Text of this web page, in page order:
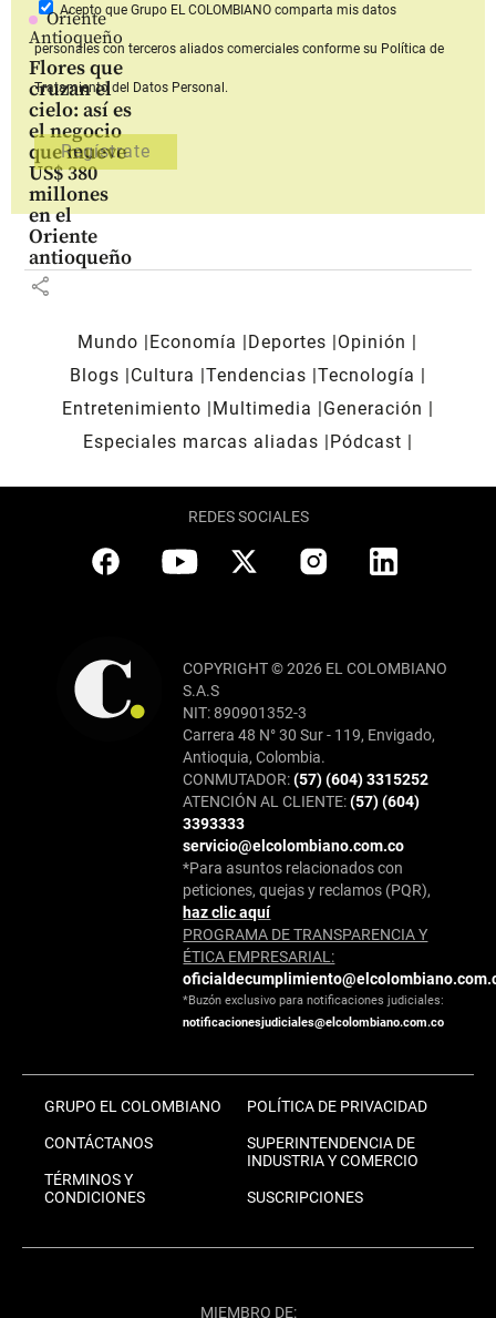
Oriente
Antioqueño
Flores que
cruzan el
cielo: así es
el negocio
que mueve
US$ 380
millones
en el
Oriente
antioqueño
share
Acepto que Grupo EL COLOMBIANOcomparta mis datos
personales con terceros aliados comerciales conforme su Política de
Tratamiento del Datos Personal.
Mundo Economía Deportes
Opinión
Blogs
Cultura Tendencias Tecnología
Entretenimiento
Multimedia
Generación
Especiales marcas aliadas
Pódcast
REDES SOCIALES
COPYRIGHT © 2026 EL COLOMBIANO
S.A.S
NIT: 890901352-3
Carrera 48 N° 30 Sur - 119, Envigado,
Antioquia, Colombia.
CONMUTADOR:(57) (604) 3315252
ATENCIÓN AL CLIENTE:(57) (604)
3393333
servicio@elcolombiano.com.co
*Para asuntos relacionados con
peticiones, quejas y reclamos (PQR),
haz clic aquí
PROGRAMA DE TRANSPARENCIA Y
ÉTICA EMPRESARIAL:
*Buzón exclusivo para notificaciones judiciales:
notificacionesjudiciales@elcolombiano.com.co
GRUPO EL COLOMBIANO
CONTÁCTANOS
TÉRMINOS Y
CONDICIONES
POLÍTICA DE PRIVACIDAD
SUPERINTENDENCIA DE
INDUSTRIA Y COMERCIO
SUSCRIPCIONES
MIEMBRO DE: